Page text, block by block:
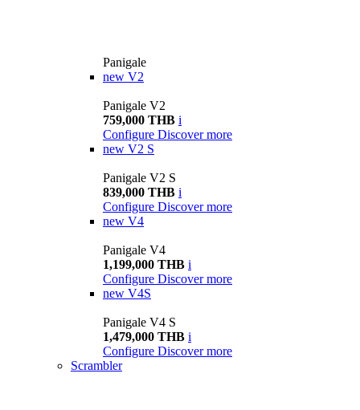
Panigale
new V2
Panigale V2
759,000 THB i
Configure Discover more
new V2 S
Panigale V2 S
839,000 THB i
Configure Discover more
new V4
Panigale V4
1,199,000 THB i
Configure Discover more
new V4S
Panigale V4 S
1,479,000 THB i
Configure Discover more
Scrambler